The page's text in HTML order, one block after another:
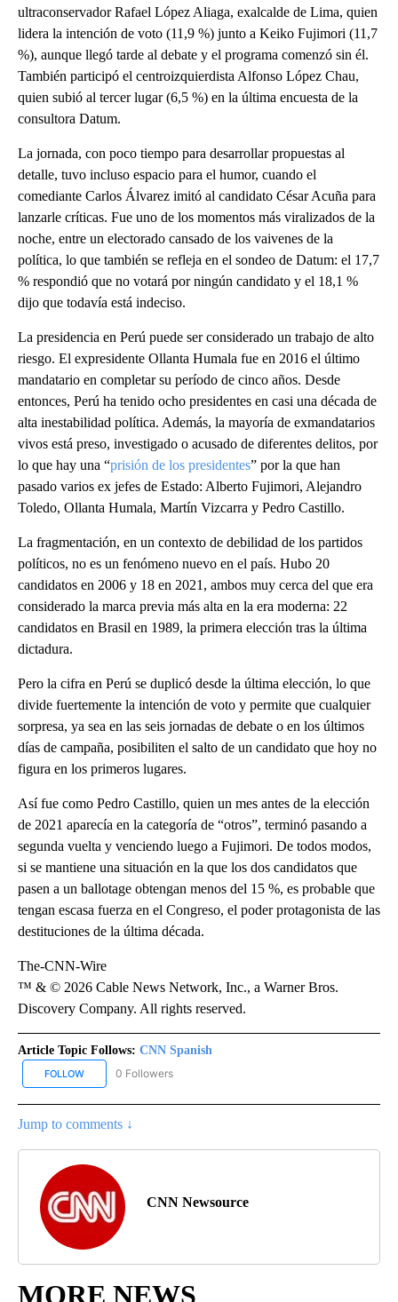
ultraconservador Rafael López Aliaga, exalcalde de Lima, quien
lidera la intención de voto (11,9 %) junto a Keiko Fujimori (11,7
%), aunque llegó tarde al debate y el programa comenzó sin él.
También participó el centroizquierdista Alfonso López Chau,
quien subió al tercer lugar (6,5 %) en la última encuesta de la
consultora Datum.
La jornada, con poco tiempo para desarrollar propuestas al
detalle, tuvo incluso espacio para el humor, cuando el
comediante Carlos Álvarez imitó al candidato César Acuña para
lanzarle críticas. Fue uno de los momentos más viralizados de la
noche, entre un electorado cansado de los vaivenes de la
política, lo que también se refleja en el sondeo de Datum: el 17,7
% respondió que no votará por ningún candidato y el 18,1 %
dijo que todavía está indeciso.
La presidencia en Perú puede ser considerado un trabajo de alto
riesgo. El expresidente Ollanta Humala fue en 2016 el último
mandatario en completar su período de cinco años. Desde
entonces, Perú ha tenido ocho presidentes en casi una década de
alta inestabilidad política. Además, la mayoría de exmandatarios
vivos está preso, investigado o acusado de diferentes delitos, por
lo que hay una “prisión de los presidentes” por la que han
pasado varios ex jefes de Estado: Alberto Fujimori, Alejandro
Toledo, Ollanta Humala, Martín Vizcarra y Pedro Castillo.
La fragmentación, en un contexto de debilidad de los partidos
políticos, no es un fenómeno nuevo en el país. Hubo 20
candidatos en 2006 y 18 en 2021, ambos muy cerca del que era
considerado la marca previa más alta en la era moderna: 22
candidatos en Brasil en 1989, la primera elección tras la última
dictadura.
Pero la cifra en Perú se duplicó desde la última elección, lo que
divide fuertemente la intención de voto y permite que cualquier
sorpresa, ya sea en las seis jornadas de debate o en los últimos
días de campaña, posibiliten el salto de un candidato que hoy no
figura en los primeros lugares.
Así fue como Pedro Castillo, quien un mes antes de la elección
de 2021 aparecía en la categoría de “otros”, terminó pasando a
segunda vuelta y venciendo luego a Fujimori. De todos modos,
si se mantiene una situación en la que los dos candidatos que
pasen a un ballotage obtengan menos del 15 %, es probable que
tengan escasa fuerza en el Congreso, el poder protagonista de las
destituciones de la última década.
The-CNN-Wire
™ & © 2026 Cable News Network, Inc., a Warner Bros.
Discovery Company. All rights reserved.
Article Topic Follows: CNN Spanish
FOLLOW FOLLOW "CNN SPANISH" TO RECEIVE NOTIFICATIONS ABOUT
0 Followers
Jump to comments ↓
CNN Newsource
MORE NEWS